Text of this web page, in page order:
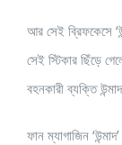
আর সেই ব্রিফকেসে
সেই স্টিকার ছিঁড়ে
বহনকারী ব্যক্তি
ফান ম্যাগাজিন